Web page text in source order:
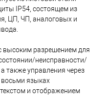
IP54, состоящем из
ЦП, ЧП, аналоговых и
высоким разрешением для
неисправности/
также управления через
языках
и отображением